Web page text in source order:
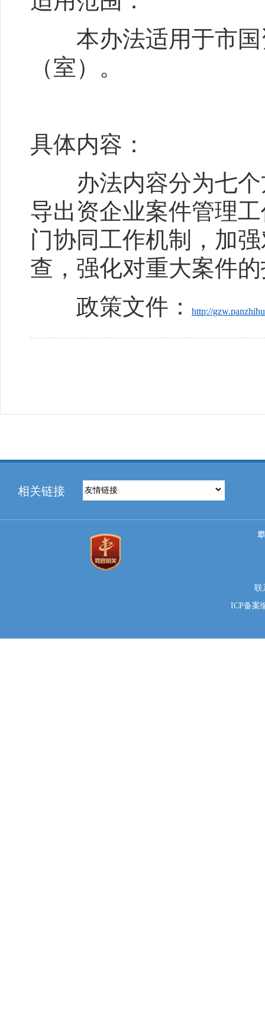
本办法适用于市国
（室）。
具体内容：
办法内容分为七个
导出资企业案件管理
门协同工作机制，加
查，强化对重大案件
政策文件：
http://
相关链接
联
ICP备案